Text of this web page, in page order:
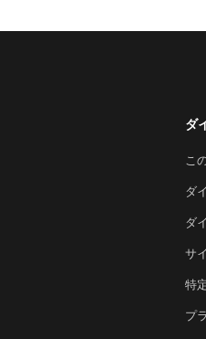
ダ
こ
ダ
ダ
サ
特
プ